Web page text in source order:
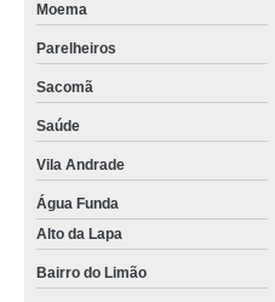
Moema
Parelheiros
Sacomã
Saúde
Vila Andrade
Água Funda
Alto da Lapa
Bairro do Limão